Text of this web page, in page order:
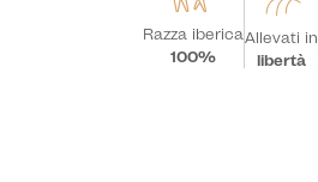
Razza iberica
100%
Allevati in
libertà